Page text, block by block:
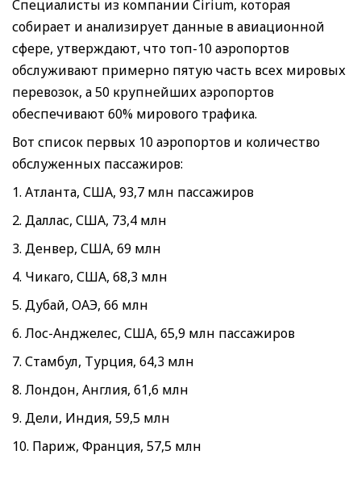
Специалисты из компании Cirium, которая
собирает и анализирует данные в авиационной
сфере, утверждают, что топ-10 аэропортов
обслуживают примерно пятую часть всех мировых
перевозок, а 50 крупнейших аэропортов
обеспечивают 60% мирового трафика.
Вот список первых 10 аэропортов и количество
обслуженных пассажиров:
1. Атланта, США, 93,7 млн пассажиров
2. Даллас, США, 73,4 млн
3. Денвер, США, 69 млн
4. Чикаго, США, 68,3 млн
5. Дубай, ОАЭ, 66 млн
6. Лос-Анджелес, США, 65,9 млн пассажиров
7. Стамбул, Турция, 64,3 млн
8. Лондон, Англия, 61,6 млн
9. Дели, Индия, 59,5 млн
10. Париж, Франция, 57,5 млн